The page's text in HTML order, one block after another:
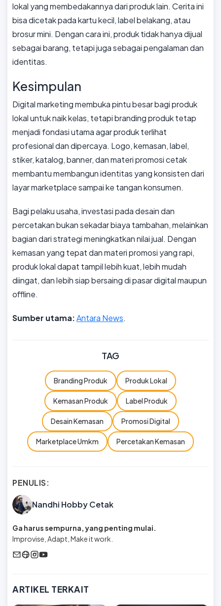
lokal yang membedakannya dari produk lain. Cerita ini
bisa dicetak pada kartu kecil, label belakang, atau
brosur mini. Dengan cara ini, produk tidak hanya dijual
sebagai barang, tetapi juga sebagai pengalaman dan
identitas.
Kesimpulan
Digital marketing membuka pintu besar bagi produk
lokal untuk naik kelas, tetapi branding produk tetap
menjadi fondasi utama agar produk terlihat
profesional dan dipercaya. Logo, kemasan, label,
stiker, katalog, banner, dan materi promosi cetak
membantu membangun identitas yang konsisten dari
layar marketplace sampai ke tangan konsumen.
Bagi pelaku usaha, investasi pada desain dan
percetakan bukan sekadar biaya tambahan, melainkan
bagian dari strategi meningkatkan nilai jual. Dengan
kemasan yang tepat dan materi promosi yang rapi,
produk lokal dapat tampil lebih kuat, lebih mudah
diingat, dan lebih siap bersaing di pasar digital maupun
offline.
Sumber utama:Antara News.
TAG
Branding Produk Produk Lokal
Kemasan Produk Label Produk
Desain Kemasan Promosi Digital
Marketplace Umkm Percetakan Kemasan
PENULIS:
Nandhi Hobby Cetak
Ga harus sempurna, yang penting mulai.
Improvise, Adapt, Make it work.
ARTIKEL TERKAIT